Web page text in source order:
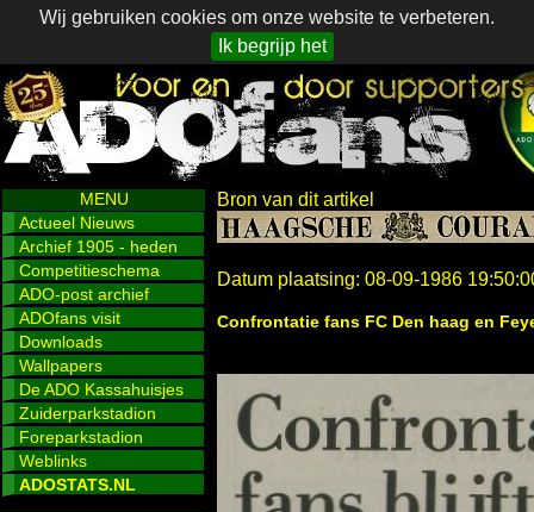
Wij gebruiken cookies om onze website te verbeteren.
Ik begrijp het
MENU
Actueel Nieuws
Archief 1905 - heden
Competitieschema
ADO-post archief
ADOfans visit
Downloads
Wallpapers
De ADO Kassahuisjes
Zuiderparkstadion
Foreparkstadion
Weblinks
ADOSTATS.NL
Bron van dit artikel
Datum plaatsing: 08-09-1986
Confrontatie fans FC Den haag en